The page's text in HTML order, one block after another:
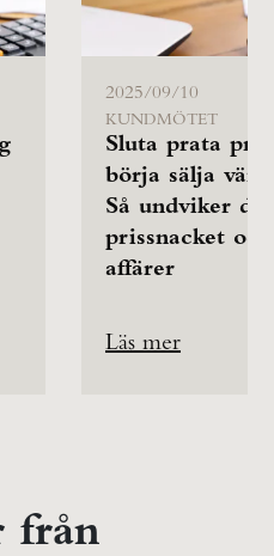
2025/09/10
KUNDMÖTET
Sluta prata
börja sälja
Så undviker du
prissnacket
affärer
Läs mer
från